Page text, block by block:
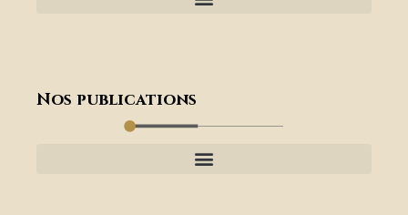
Nos publications